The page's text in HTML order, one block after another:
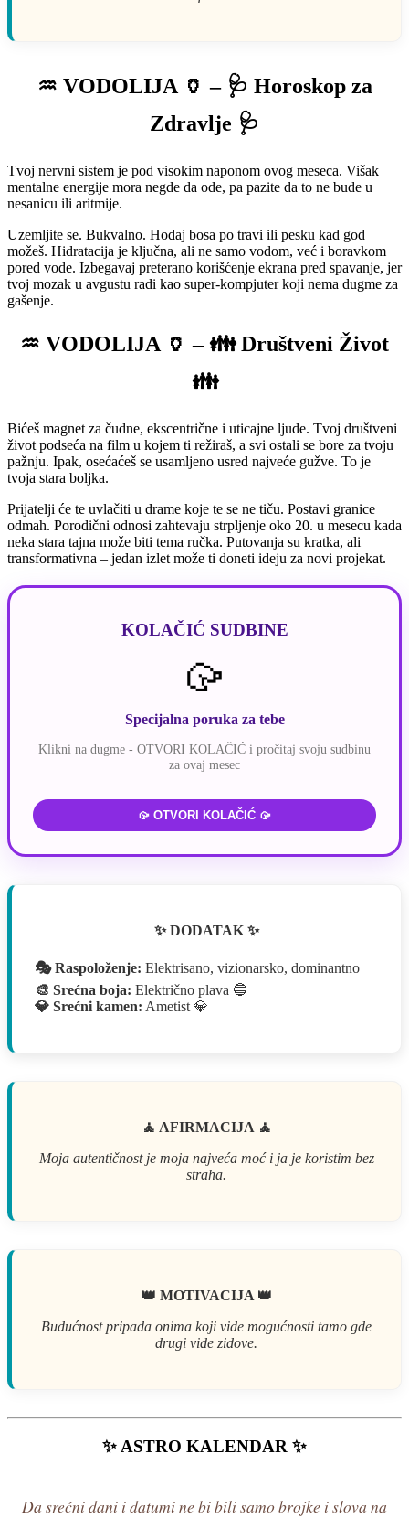
♒ VODOLIJA 🏺 – 🩺 Horoskop za
Zdravlje 🩺
Tvoj nervni sistem je pod visokim naponom ovog meseca. Višak
mentalne energije mora negde da ode, pa pazite da to ne bude u
nesanicu ili aritmije.
Uzemljite se. Bukvalno. Hodaj bosa po travi ili pesku kad god
možeš. Hidratacija je ključna, ali ne samo vodom, već i boravkom
pored vode. Izbegavaj preterano korišćenje ekrana pred spavanje, jer
tvoj mozak u avgustu radi kao super-kompjuter koji nema dugme za
gašenje.
♒ VODOLIJA 🏺 – 👪 Društveni Život
👪
Bićeš magnet za čudne, ekscentrične i uticajne ljude. Tvoj društveni
život podseća na film u kojem ti režiraš, a svi ostali se bore za tvoju
pažnju. Ipak, osećaćeš se usamljeno usred najveće gužve. To je
tvoja stara boljka.
Prijatelji će te uvlačiti u drame koje te se ne tiču. Postavi granice
odmah. Porodični odnosi zahtevaju strpljenje oko 20. u mesecu kada
neka stara tajna može biti tema ručka. Putovanja su kratka, ali
transformativna – jedan izlet može ti doneti ideju za novi projekat.
KOLAČIĆ SUDBINE
🥠
Specijalna poruka za tebe
Klikni na dugme - OTVORI KOLAČIĆ i pročitaj svoju sudbinu
za ovaj mesec
🥠 OTVORI KOLAČIĆ 🥠
✨ DODATAK ✨
🎭 Raspoloženje: Elektrisano, vizionarsko, dominantno
🎨 Srećna boja: Električno plava 🔵
💎 Srećni kamen: Ametist 💎
🧘 AFIRMACIJA 🧘
Moja autentičnost je moja najveća moć i ja je koristim bez
straha.
👑 MOTIVACIJA 👑
Budućnost pripada onima koji vide mogućnosti tamo gde
drugi vide zidove.
✨ ASTRO KALENDAR ✨
Da srećni dani i datumi ne bi bili samo brojke i slova na